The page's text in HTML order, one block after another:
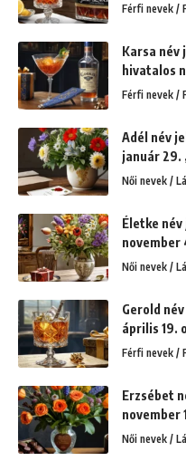
Férfi nevek /
Karsa név
hivatalos
Férfi nevek /
Adél név
január 29.
Női nevek /
Életke
november
Női nevek /
Gerold
április 19.
Férfi nevek /
Erzsébet
november
Női nevek /